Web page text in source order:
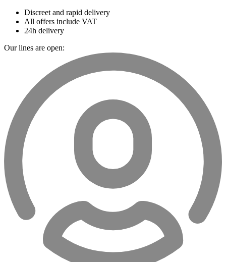
Discreet and rapid delivery
All offers include VAT
24h delivery
Our lines are open: